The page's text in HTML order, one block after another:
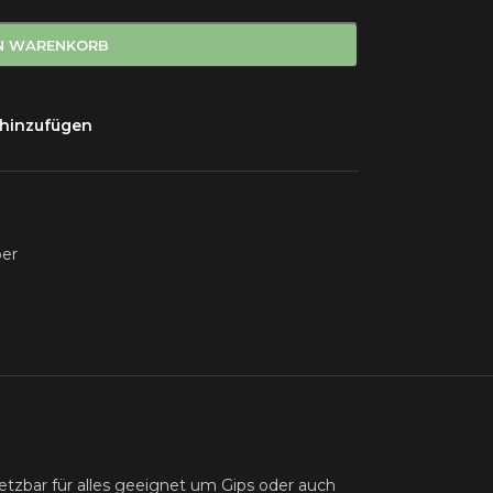
WARENKORB
für alles geeignet um Gips oder auch